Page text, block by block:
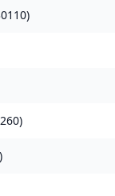
)
)
)